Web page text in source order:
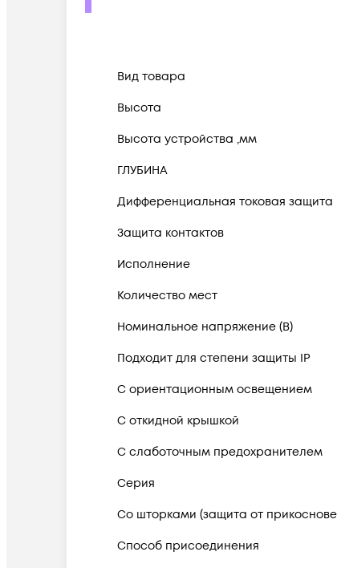
Вид товара
Высота
Высота устройства ,мм
ГЛУБИНА
Дифференциальная токовая защита
Защита контактов
Исполнение
Количество мест
Номинальное напряжение (В)
Подходит для степени защиты IP
С ориентационным освещением
С откидной крышкой
С слаботочным предохранителем
Серия
Со шторками (защита от
Способ присоединения